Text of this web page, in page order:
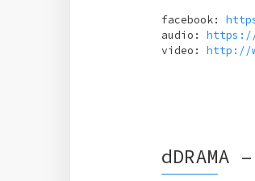
facebook:
audio: https://
video: http://
dDRAMA